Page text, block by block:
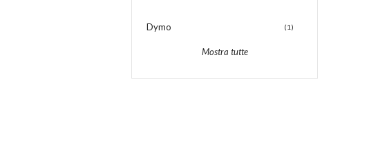
Dymo (1)
Mostra tutte